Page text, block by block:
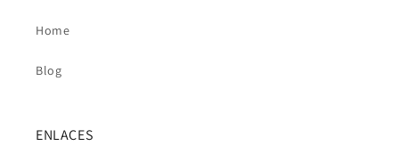
Home
Blog
ENLACES